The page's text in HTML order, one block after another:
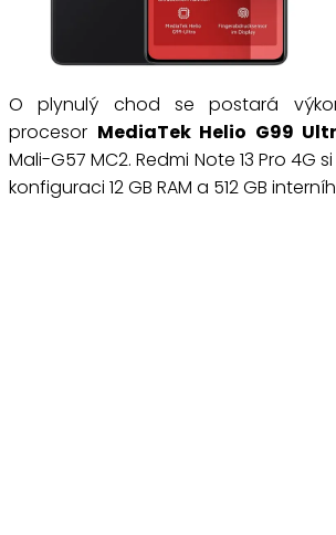
O plynulý chod se postará
procesor MediaTek Helio G99
Mali-G57 MC2. Redmi Note 13 Pro 4G
konfiguraci 12 GB RAM a 512 GB